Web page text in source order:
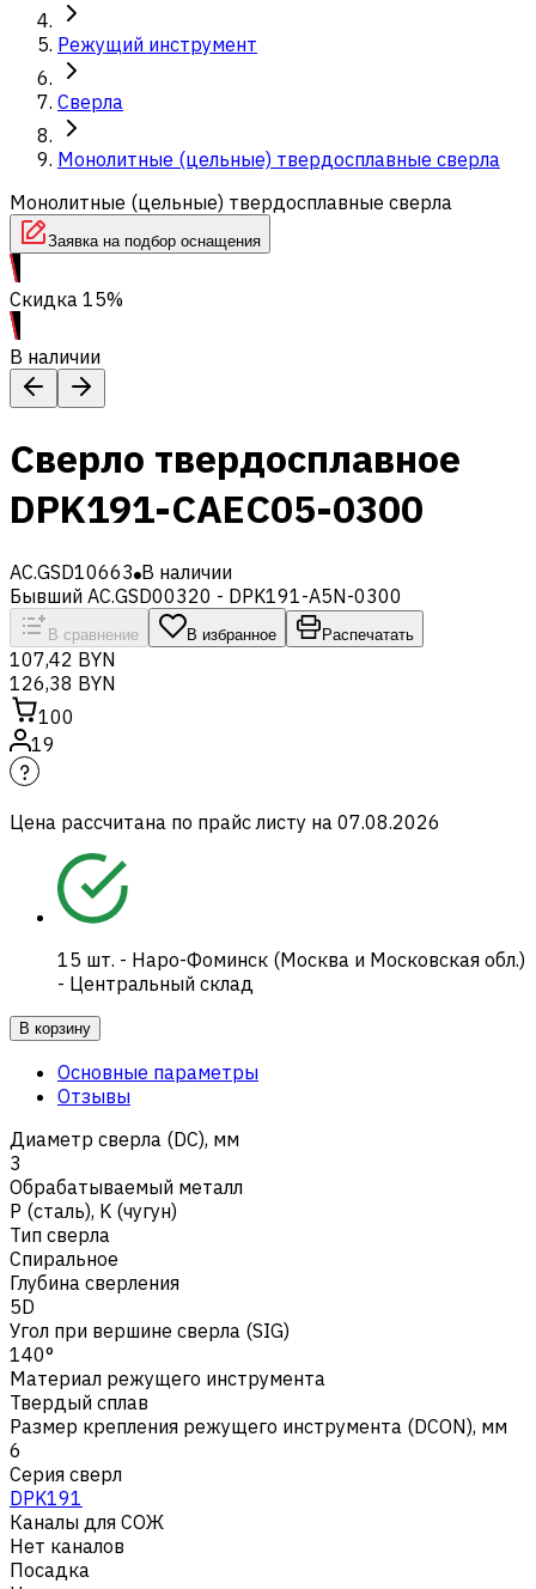
Режущий инструмент
Сверла
Монолитные (цельные) твердосплавные сверла
Монолитные (цельные) твердосплавные сверла
Заявка на подбор оснащения
Скидка 15%
В наличии
Сверло твердосплавное
DPK191-CAEC05-0300
AC.GSD10663 В наличии
Бывший AC.GSD00320 - DPK191-A5N-0300
В сравнение В избранное Распечатать
107,42 BYN
126,38 BYN
100
19
Цена рассчитана по прайс листу на 07.08.2026
15 шт. - Наро-Фоминск (Москва и Московская обл.)
- Центральный склад
В корзину
Основные параметры
Отзывы
Диаметр сверла (DC), мм
3
Обрабатываемый металл
Р (сталь), K (чугун)
Тип сверла
Спиральное
Глубина сверления
5D
Угол при вершине сверла (SIG)
140°
Материал режущего инструмента
Твердый сплав
Размер крепления режущего инструмента (DCON), мм
6
Серия сверл
DPK191
Каналы для СОЖ
Нет каналов
Посадка